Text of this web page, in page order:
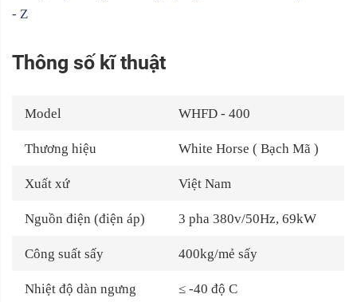
- Z
Thông số kĩ thuật
Model WHFD - 400
Thương hiệu White Horse ( Bạch Mã )
Xuất xứ Việt Nam
Nguồn điện (điện áp) 3 pha 380v/50Hz, 69kW
Công suất sấy 400kg/mẻ sấy
Nhiệt độ dàn ngưng ≤ -40 độ C